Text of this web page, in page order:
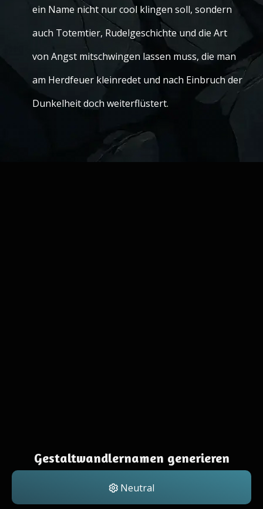
ein Name nicht nur cool klingen soll, sondern
auch Totemtier, Rudelgeschichte und die Art
von Angst mitschwingen lassen muss, die man
am Herdfeuer kleinredet und nach Einbruch der
Dunkelheit doch weiterflüstert.
Gestaltwandlernamen generieren
Neutral